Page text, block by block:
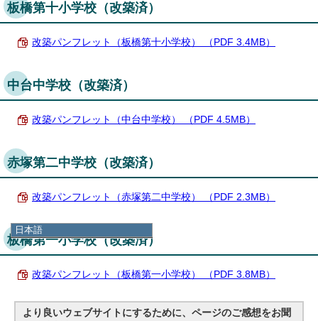
日本語
日本語
English
한국어
板橋第十小学校（改築済）
改築パンフレット（板橋第十小学校） （PDF 3.4MB）
中台中学校（改築済）
改築パンフレット（中台中学校） （PDF 4.5MB）
赤塚第二中学校（改築済）
改築パンフレット（赤塚第二中学校） （PDF 2.3MB）
板橋第一小学校（改築済）
改築パンフレット（板橋第一小学校） （PDF 3.8MB）
より良いウェブサイトにするために、ページのご感想をお聞